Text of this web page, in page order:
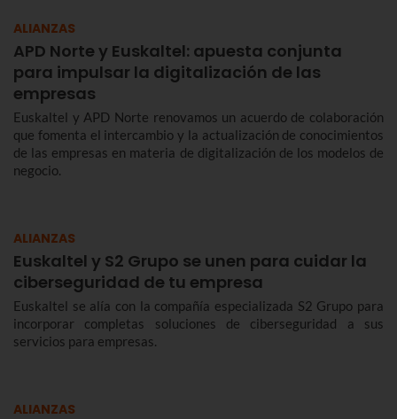
ALIANZAS
APD Norte y Euskaltel: apuesta conjunta
para impulsar la digitalización de las
empresas
Euskaltel y APD Norte renovamos un acuerdo de colaboración
que fomenta el intercambio y la actualización de conocimientos
de las empresas en materia de digitalización de los modelos de
negocio.
ALIANZAS
Euskaltel y S2 Grupo se unen para cuidar la
ciberseguridad de tu empresa
Euskaltel se alía con la compañía especializada S2 Grupo para
incorporar completas soluciones de ciberseguridad a sus
servicios para empresas.
ALIANZAS